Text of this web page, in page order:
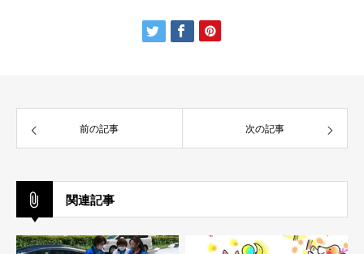
前の記事 次の記事
関連記事